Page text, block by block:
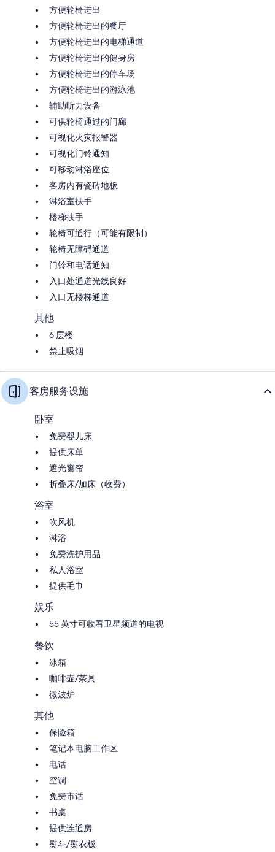
方便轮椅进出
方便轮椅进出的餐厅
方便轮椅进出的电梯通道
方便轮椅进出的健身房
方便轮椅进出的停车场
方便轮椅进出的游泳池
辅助听力设备
可供轮椅通过的门廊
可视化火灾报警器
可视化门铃通知
可移动淋浴座位
客房内有瓷砖地板
淋浴室扶手
楼梯扶手
轮椅可通行（可能有限制）
轮椅无障碍通道
门铃和电话通知
入口处通道光线良好
入口无楼梯通道
其他
6 层楼
禁止吸烟
客房服务设施
卧室
免费婴儿床
提供床单
遮光窗帘
折叠床/加床（收费）
浴室
吹风机
淋浴
免费洗护用品
私人浴室
提供毛巾
娱乐
55 英寸可收看卫星频道的电视
餐饮
冰箱
咖啡壶/茶具
微波炉
其他
保险箱
笔记本电脑工作区
电话
空调
免费市话
书桌
提供连通房
熨斗/熨衣板